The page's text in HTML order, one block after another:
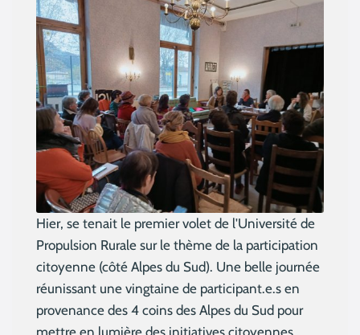
Hier, se tenait le premier volet de l'Université de
Propulsion Rurale sur le thème de la participation
citoyenne (côté Alpes du Sud). Une belle journée
réunissant une vingtaine de participant.e.s en
provenance des 4 coins des Alpes du Sud pour